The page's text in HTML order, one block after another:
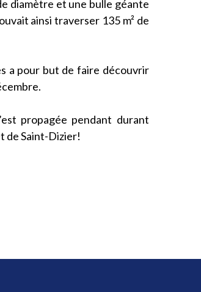
diamètre et une bulle géante
ainsi traverser 135 m² de
a pour but de faire découvrir
propagée pendant durant
de Saint-Dizier!